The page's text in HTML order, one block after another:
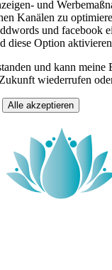
und
Kanälen zu
und facebook
diese Option
und kann
wiederrufen
Alle akzeptieren